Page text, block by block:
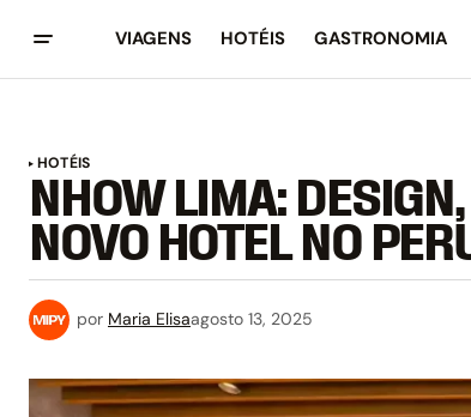
VIAGENS HOTÉIS GASTRONOMIA
HOTÉIS
NHOW LIMA:
NOVO HOTEL NO
por Maria Elisaagosto 13, 2025